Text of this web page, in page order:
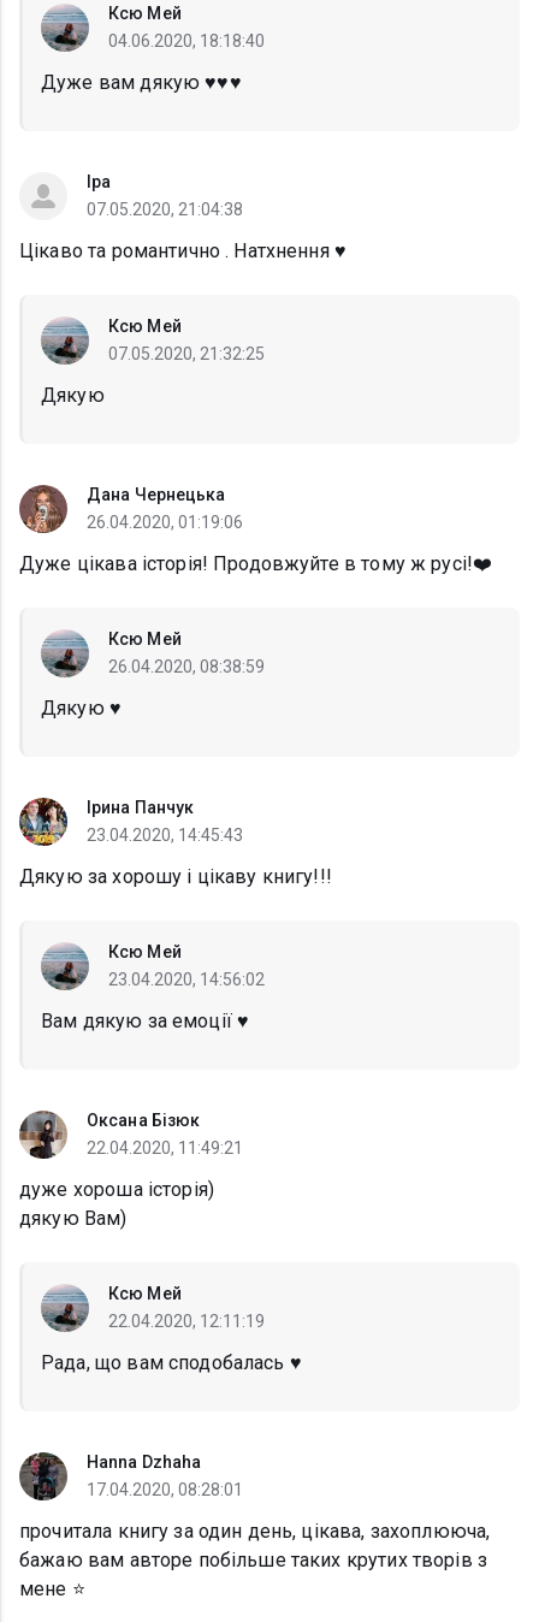
Ксю Мей
04.06.2020, 18:18:40
Дуже вам дякую ♥️♥️♥️
Іра
07.05.2020, 21:04:38
Цікаво та романтично . Натхнення ♥
Ксю Мей
07.05.2020, 21:32:25
Дякую
Дана Чернецька
26.04.2020, 01:19:06
Дуже цікава історія! Продовжуйте в тому ж русі!❤️
Ксю Мей
26.04.2020, 08:38:59
Дякую ♥️
Ірина Панчук
23.04.2020, 14:45:43
Дякую за хорошу і цікаву книгу!!!
Ксю Мей
23.04.2020, 14:56:02
Вам дякую за емоції ♥️
Оксана Бізюк
22.04.2020, 11:49:21
дуже хороша історія)
дякую Вам)
Ксю Мей
22.04.2020, 12:11:19
Рада, що вам сподобалась ♥️
Hanna Dzhaha
17.04.2020, 08:28:01
прочитала книгу за один день, цікава, захоплююча,
бажаю вам авторе побільше таких крутих творів з
мене ⭐